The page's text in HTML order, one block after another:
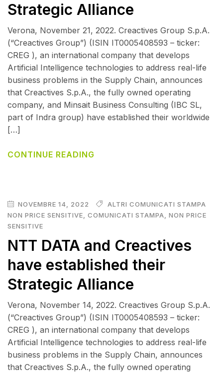
Strategic Alliance
Verona, November 21, 2022. Creactives Group S.p.A.
(“Creactives Group”) (ISIN IT0005408593 – ticker:
CREG ), an international company that develops
Artificial Intelligence technologies to address real-life
business problems in the Supply Chain, announces
that Creactives S.p.A., the fully owned operating
company, and Minsait Business Consulting (IBC SL,
part of Indra group) have established their worldwide
[…]
CONTINUE READING
NOVEMBRE 14, 2022
ALTRI COMUNICATI STAMPA
NON PRICE SENSITIVE, COMUNICATI STAMPA, NON PRICE
SENSITIVE
NTT DATA and Creactives
have established their
Strategic Alliance
Verona, November 14, 2022. Creactives Group S.p.A.
(“Creactives Group”) (ISIN IT0005408593 – ticker:
CREG ), an international company that develops
Artificial Intelligence technologies to address real-life
business problems in the Supply Chain, announces
that Creactives S.p.A., the fully owned operating